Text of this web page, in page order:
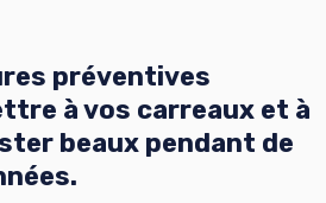
préventives
à vos carreaux et à
beaux pendant de